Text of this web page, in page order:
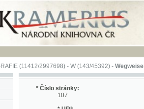
(11412/2997698) -W (143/45392)-Wegweiser durch
* Číslo stránky:
107
* URI:
http://kramerius.nkp.cz/kramerius/